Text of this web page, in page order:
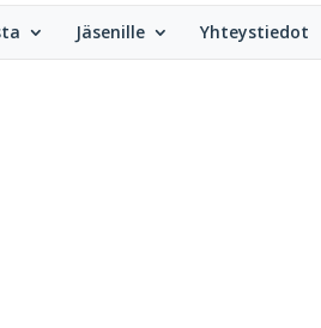
Jäsenille Yhteystiedot